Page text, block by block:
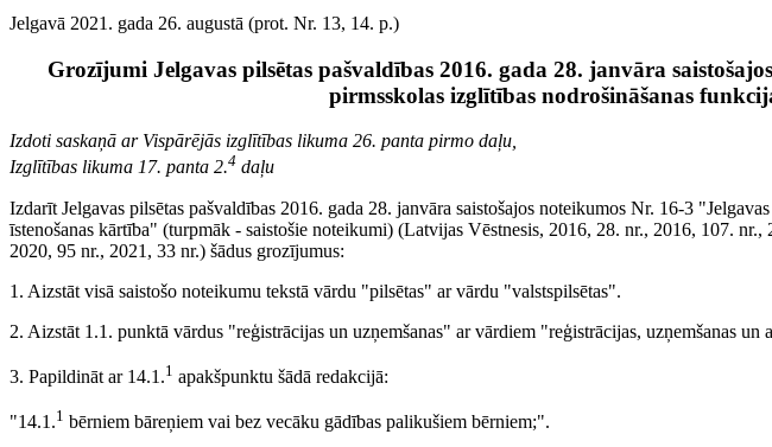
Jelgavā 2021. gada 26. augustā (prot. Nr. 13, 14. p.)
Grozījumi Jelgavas pilsētas pašvaldības 2016. gada 28. janvāra
pirmsskolas izglītības nodrošināšanas
Izdoti saskaņā ar Vispārējās izglītības likuma 26. panta pirmo daļu,
Izglītības likuma 17. panta 2.4 daļu
Izdarīt Jelgavas pilsētas pašvaldības 2016. gada 28. janvāra saistošajos noteikumos Nr. 16-3
īstenošanas kārtība" (turpmāk - saistošie noteikumi) (Latvijas Vēstnesis, 2016, 28. nr., 2016, 107.
2020, 95 nr., 2021, 33 nr.) šādus grozījumus:
1. Aizstāt visā saistošo noteikumu tekstā vārdu "pilsētas" ar vārdu "valstspilsētas".
2. Aizstāt 1.1. punktā vārdus "reģistrācijas un uzņemšanas" ar vārdiem "reģistrācijas, uzņemšanas un
3. Papildināt ar 14.1.1 apakšpunktu šādā redakcijā:
"14.1.1 bērniem bāreņiem vai bez vecāku gādības palikušiem bērniem;".